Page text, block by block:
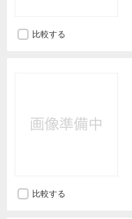
比較する
比較する